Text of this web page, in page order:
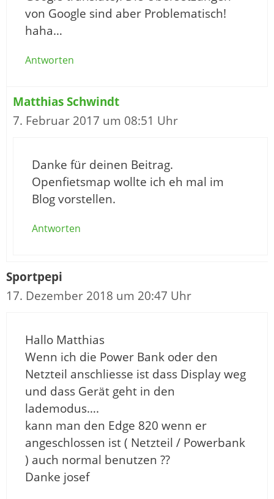
von Google sind aber Problematisch!
haha…
Antworten
Matthias Schwindt
7. Februar 2017 um 08:51 Uhr
Danke für deinen Beitrag.
Openfietsmap wollte ich eh mal im
Blog vorstellen.
Antworten
Sportpepi
17. Dezember 2018 um 20:47 Uhr
Hallo Matthias
Wenn ich die Power Bank oder den
Netzteil anschliesse ist dass Display weg
und dass Gerät geht in den
lademodus….
kann man den Edge 820 wenn er
angeschlossen ist ( Netzteil / Powerbank
) auch normal benutzen ??
Danke josef